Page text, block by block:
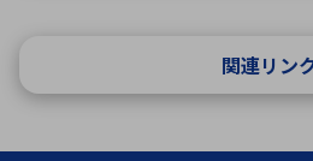
関連リン